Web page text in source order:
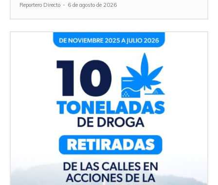
Reportero Directo - 6 de agosto de 2026